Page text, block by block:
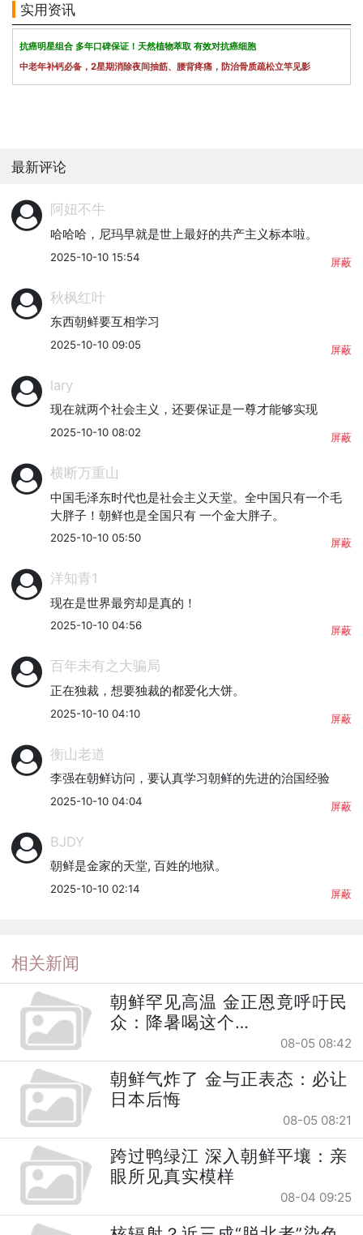
实用资讯
抗癌明星组合 多年口碑保证！天然植物萃取 有效对抗癌细胞
中老年补钙必备，2星期消除夜间抽筋、腰背疼痛，防治骨质疏松立竿见影
最新评论
阿妞不牛
哈哈哈，尼玛早就是世上最好的共产主义标本啦。
2025-10-10 15:54 屏蔽
秋枫红叶
东西朝鲜要互相学习
2025-10-10 09:05 屏蔽
lary
现在就两个社会主义，还要保证是一尊才能够实现
2025-10-10 08:02 屏蔽
横断万重山
中国毛泽东时代也是社会主义天堂。全中国只有一个毛
大胖子！朝鲜也是全国只有 一个金大胖子。
2025-10-10 05:50 屏蔽
洋知青1
现在是世界最穷却是真的！
2025-10-10 04:56 屏蔽
百年未有之大骗局
正在独裁，想要独裁的都爱化大饼。
2025-10-10 04:10 屏蔽
衡山老道
李强在朝鲜访问，要认真学习朝鲜的先进的治国经验
2025-10-10 04:04 屏蔽
BJDY
朝鲜是金家的天堂, 百姓的地狱。
2025-10-10 02:14 屏蔽
相关新闻
朝鲜罕见高温 金正恩竟呼吁民
众：降暑喝这个…
08-05 08:42
朝鲜气炸了 金与正表态：必让
日本后悔
08-05 08:21
跨过鸭绿江 深入朝鲜平壤：亲
眼所见真实模样
08-04 09:25